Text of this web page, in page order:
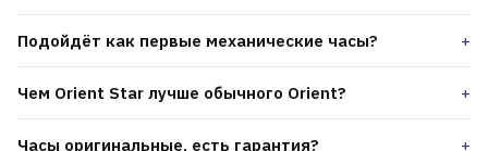
Подойдёт как первые механические часы?
Чем Orient Star лучше обычного Orient?
Часы оригинальные, есть гарантия?